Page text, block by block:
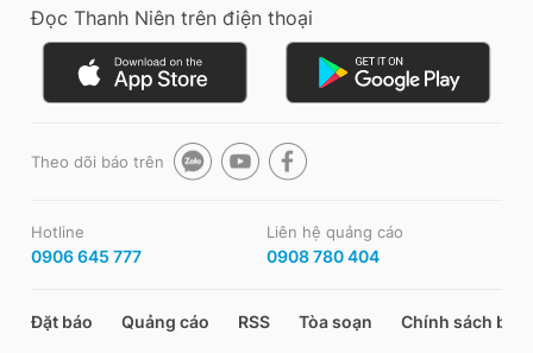
Đọc Thanh Niên trên điện thoại
Theo dõi báo trên
Hotline
0906 645 777
Liên hệ quảng cáo
0908 780 404
Đặt báo Quảng cáo RSS Tòa soạn Chính sách bảo